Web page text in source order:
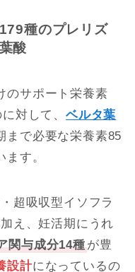
種のプレリズ
酸
のサポート栄養素
対して、ベルタ葉
まで必要な栄養素85
す。
超吸収型イソフラ
え、妊活期にうれ
関与成分14種が豊
設計になっているの